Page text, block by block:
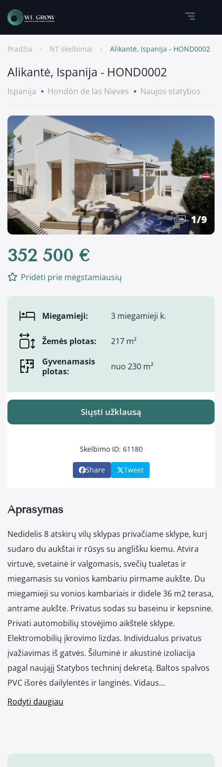
Pradžia NT skelbimai Alikantė, Ispanija - HOND0002
Alikantė, Ispanija - HOND0002
Ispanija Hondón de las Nieves Naujos statybos
1/9
352 500 €
Pridėti prie mėgstamiausių
Miegamieji: 3 miegamieji k.
Žemės plotas:
217 m²
Gyvenamasis
plotas:
nuo 230 m²
Siųsti užklausą
Skelbimo ID: 61180
Share Tweet
Aprašymas
Nedidelis 8 atskirų vilų sklypas privačiame sklype, kurį
sudaro du aukštai ir rūsys su anglišku kiemu. Atvira
virtuvė, svetainė ir valgomasis, svečių tualetas ir
miegamasis su vonios kambariu pirmame aukšte. Du
miegamieji su vonios kambariais ir didele 36 m2 terasa,
antrame aukšte. Privatus sodas su baseinu ir kepsnine.
Privati automobilių stovėjimo aikštelė sklype.
Elektromobilių įkrovimo lizdas. Individualus privatus
įvažiavimas iš gatvės. Šiluminė ir akustinė izoliacija
pagal naująjį Statybos techninį dekretą. Baltos spalvos
PVC išorės dailylentės ir langinės. Vidaus…
Rodyti daugiau